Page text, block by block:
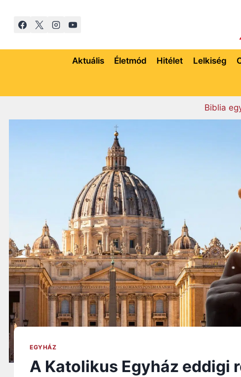
Aktuális Életmód Hitélet Lelkiség
Biblia
EGYHÁZ
A Katolikus Egyház eddigi